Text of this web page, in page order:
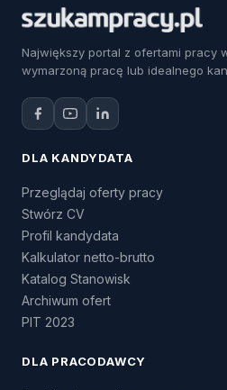
Największy portal z ofertami pracy
wymarzoną pracę lub idealnego
DLA KANDYDATA
Przeglądaj oferty pracy
Stwórz CV
Profil kandydata
Kalkulator netto-brutto
Katalog Stanowisk
Archiwum ofert
PIT 2023
DLA PRACODAWCY